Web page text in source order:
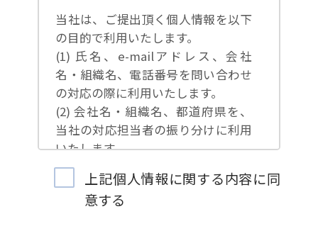
当社は、ご提出頂く個人情報を以下
の目的で利用いたします。
(1) 氏名、e-mailアドレス、会社
名・組織名、電話番号を問い合わせ
の対応の際に利用いたします。
(2) 会社名・組織名、都道府県を、
当社の対応担当者の振り分けに利用
いたします。
(3) お問合せ内容について集計分析
を行い、当社製品・サービスの企画
開発や、販促営業活動の参考にいた
上記個人情報に関する内容に同
意する